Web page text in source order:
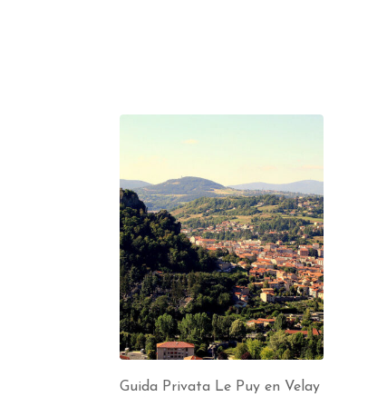
Guida Privata Le Puy en Velay